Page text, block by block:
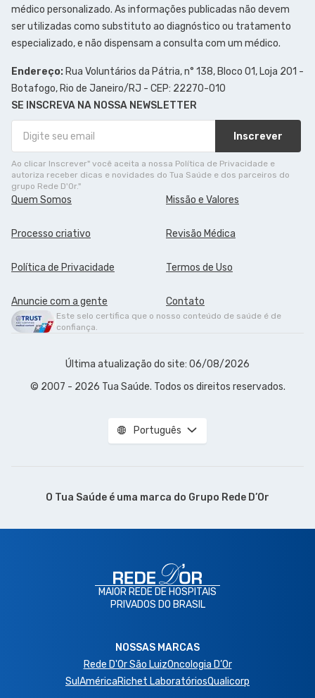
médico personalizado. As informações publicadas não devem
ser utilizadas como substituto ao diagnóstico ou tratamento
especializado, e não dispensam a consulta com um médico.
Endereço: Rua Voluntários da Pátria, n° 138, Bloco 01, Loja 201 -
Botafogo, Rio de Janeiro/RJ - CEP: 22270-010
SE INSCREVA NA NOSSA NEWSLETTER
Inscrever
Ao clicar Inscrever" você aceita a nossa Política de Privacidade e
autoriza receber dicas e novidades do Tua Saúde e dos parceiros do
grupo Rede D'Or."
Quem Somos Missão e Valores
Processo criativo Revisão Médica
Política de Privacidade Termos de Uso
Anuncie com a gente Contato
Este selo certifica que o nosso conteúdo de saúde é de
confiança.
Última atualização do site: 06/08/2026
© 2007 - 2026 Tua Saúde. Todos os direitos reservados.
Português
O Tua Saúde é uma marca do Grupo Rede D’Or
MAIOR REDE DE HOSPITAIS
PRIVADOS DO BRASIL
NOSSAS MARCAS
Rede D'Or São LuizOncologia D’Or
SulAméricaRichet LaboratóriosQualicorp